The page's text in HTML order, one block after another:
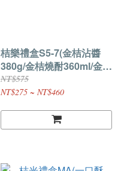
桔樂禮盒S5-7(金桔沾醬
380g/金桔燒酎360ml/金桔
檸檬小方塊4入+自選搭配)
NT$575
NT$275 ~ NT$460